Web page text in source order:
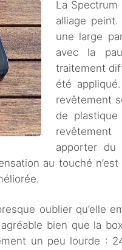
La
alliage
une large
avec la
traitement
été
revêtement
de
apporter
au touché
oublier qu’elle
bien que la
un peu lourde :